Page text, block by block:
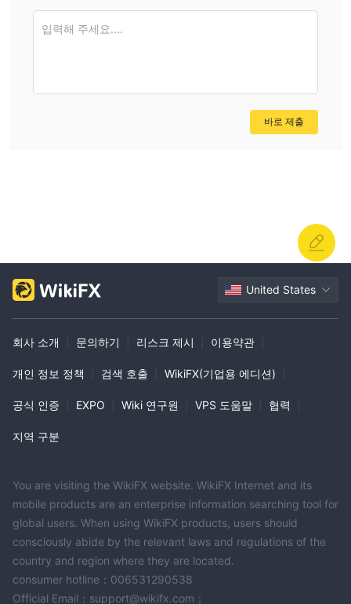
입력해 주세요....
바로 제출
United States
회사 소개 문의하기 리스크 제시 이용약관
개인 정보 정책 검색 호출 WikiFX(기업용 에디션)
공식 인증 EXPO Wiki 연구원 VPS 도움말 협력
지역 구분
You are visiting the WikiFX website. WikiFX Internet and its
mobile products are an enterprise information searching tool for
global users. When using WikiFX products, users should
consciously abide by the relevant laws and regulations of the
country and region where they are located.
consumer hotline：006531290538
Official Email：support@wikifx.com；